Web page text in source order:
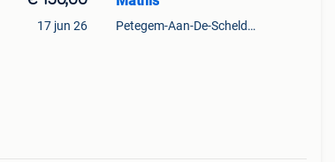
17 jun 26 Petegem-Aan-De-Schelde + Deel Van Oudenaarde